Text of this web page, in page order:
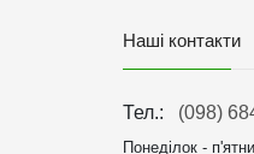
Наші контакти
Тел.: (098)
Понеділок -